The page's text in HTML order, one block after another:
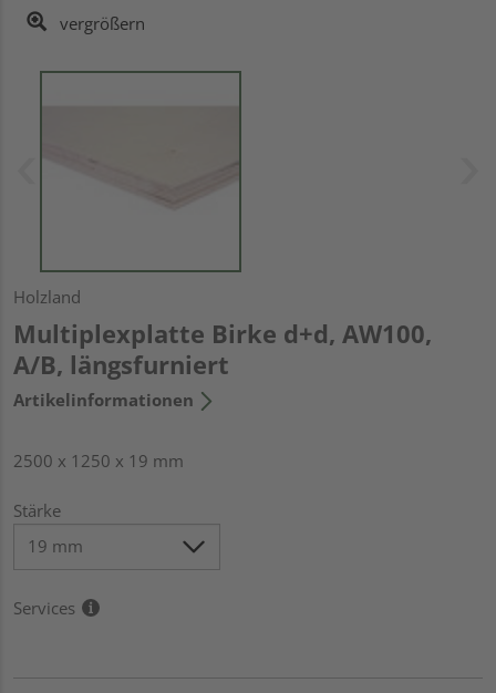
vergrößern
Holzland
Multiplexplatte Birke d+d, AW100,
A/B, längsfurniert
Artikelinformationen
2500 x 1250 x 19 mm
Stärke
Services